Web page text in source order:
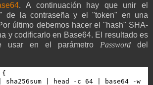
. A continuación hay que unir el
de la contraseña y el "token" en una
último debemos hacer el "hash" SHA-
y codificarlo en Base64. El resultado es
usar en el parámetro Password del
{